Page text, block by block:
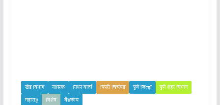
खेड विभाग नासिक निधन वार्ता पिंपरी चिचंवड पुणे जिल्हा
पुणे शहर विभाग
महाराष्ट्र
विशेष वैद्यकीय